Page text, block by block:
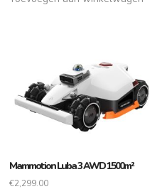
Mammotion Luba 3 AWD 1500m²
€2,299.00